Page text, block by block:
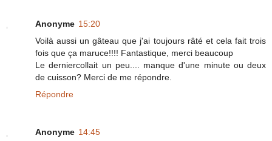
Anonyme 15:20
Voilà aussi un gâteau que j'ai toujours râté et cela fait trois
fois que ça maruce!!!! Fantastique, merci beaucoup
Le derniercollait un peu.... manque d'une minute ou deux
de cuisson? Merci de me répondre.
Répondre
Anonyme 14:45